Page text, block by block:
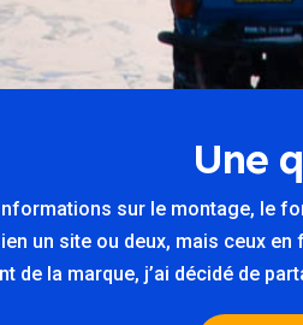
Une
sur le montage, le
un site ou deux, mais ceux
de la marque, j’ai décidé de